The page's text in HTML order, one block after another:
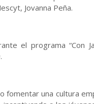
Jovanna Peña.
el programa “Con
fomentar una cultura